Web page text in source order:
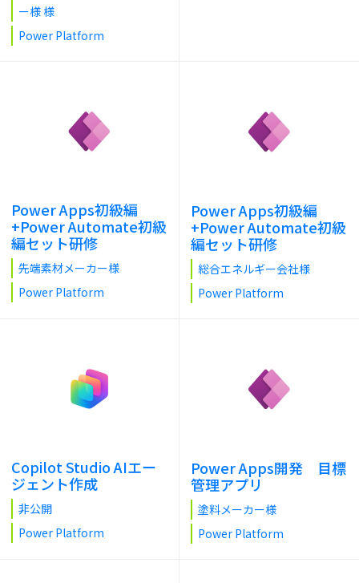
ー様 様
Power Platform
Power Apps初級編
+Power Automate初級
編セット研修
先端素材メーカー様
Power Platform
Power Apps初級編
+Power Automate初級
編セット研修
総合エネルギー会社様
Power Platform
Copilot Studio AIエー
ジェント作成
非公開
Power Platform
Power Apps開発 目標
管理アプリ
塗料メーカー様
Power Platform